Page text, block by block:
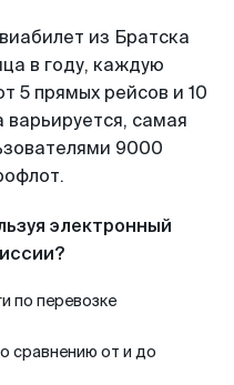
из Братска
в году, каждую
5 прямых рейсов и 10
самая
9000
электронный
по перевозке
сравнению от и до